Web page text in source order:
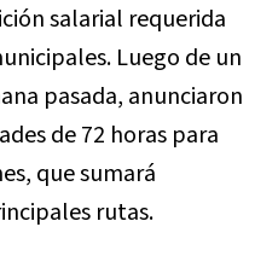
salarial requerida
Luego de un
pasada, anunciaron
de 72 horas para
que sumará
rutas.